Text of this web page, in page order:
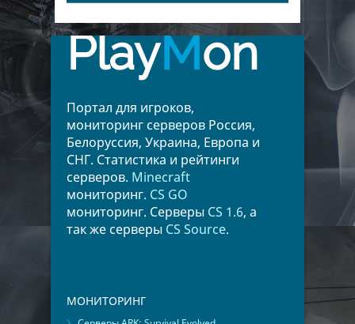
PlayMon
Портал для игроков,
мониторинг серверов Россия,
Белоруссия, Украина, Европа и
СНГ. Статистика и рейтинги
серверов. Minecraft
мониторинг. CS GO
мониторинг. Серверы CS 1.6, а
так же серверы CS Source.
МОНИТОРИНГ